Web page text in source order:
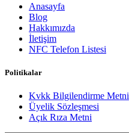
Anasayfa
Blog
Hakkımızda
İletişim
NFC Telefon Listesi
Politikalar
Kvkk Bilgilendirme Metni
Üyelik Sözleşmesi
Açık Rıza Metni